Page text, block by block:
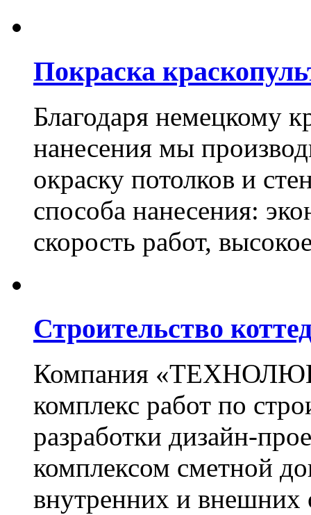
Покраска
Благодаря немецкому
нанесения мы
окраску потолков и
способа нанесения:
скорость работ,
Строительство
Компания
комплекс работ по
разработки дизайн-
комплексом сметной
внутренних и внешних